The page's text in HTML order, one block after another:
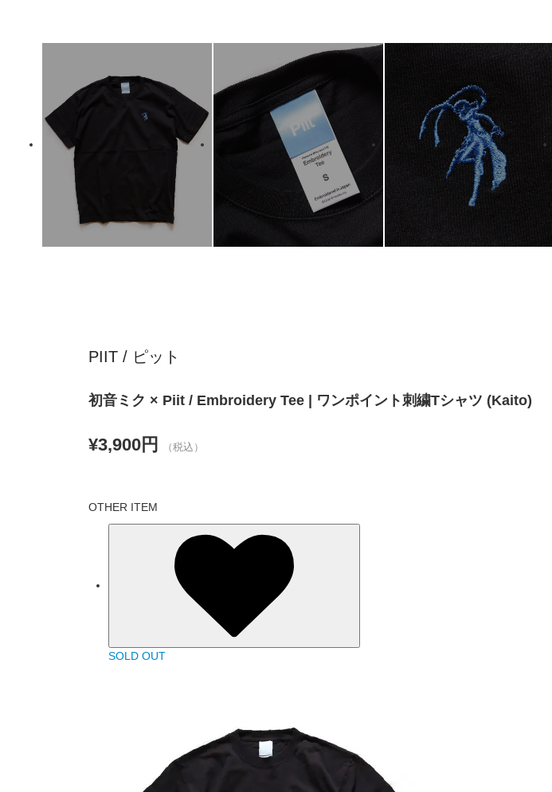
PIIT / ピット
初音ミク × Piit / Embroidery Tee | ワンポイント刺繍Tシャツ (Kaito)
¥3,900円 （税込）
OTHER ITEM
SOLD OUT